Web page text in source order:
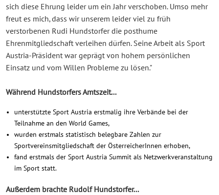
sich diese Ehrung leider um ein Jahr verschoben. Umso mehr
freut es mich, dass wir unserem leider viel zu früh
verstorbenen Rudi Hundstorfer die posthume
Ehrenmitgliedschaft verleihen dürfen. Seine Arbeit als Sport
Austria-Präsident war geprägt von hohem persönlichen
Einsatz und vom Willen Probleme zu lösen."
Während Hundstorfers Amtszeit...
unterstützte Sport Austria erstmalig ihre Verbände bei der
Teilnahme an den World Games,
wurden erstmals statistisch belegbare Zahlen zur
Sportvereinsmitgliedschaft der ÖsterreicherInnen erhoben,
fand erstmals der Sport Austria Summit als Netzwerkveranstaltung
im Sport statt.
Außerdem brachte Rudolf Hundstorfer...